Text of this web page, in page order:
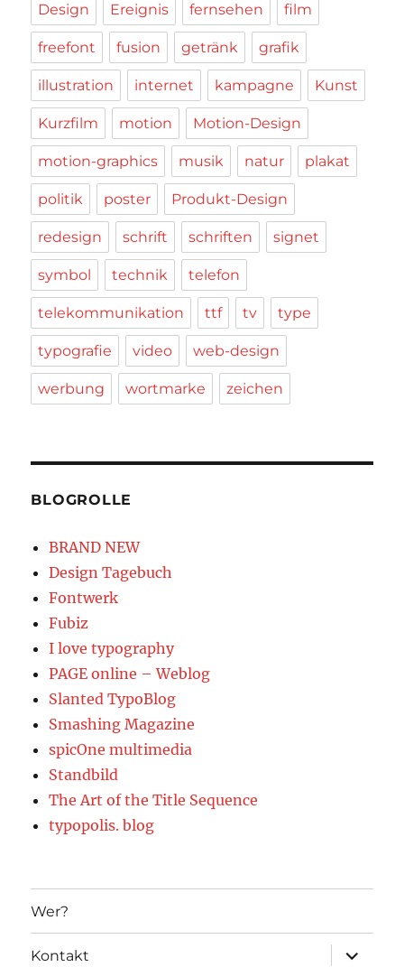
Design Ereignis fernsehen film
freefont fusion getränk grafik
illustration internet kampagne Kunst
Kurzfilm motion Motion-Design
motion-graphics musik natur plakat
politik poster Produkt-Design
redesign schrift schriften signet
symbol technik telefon
telekommunikation ttf tv type
typografie video web-design
werbung wortmarke zeichen
BLOGROLLE
BRAND NEW
Design Tagebuch
Fontwerk
Fubiz
I love typography
PAGE online – Weblog
Slanted TypoBlog
Smashing Magazine
spicOne multimedia
Standbild
The Art of the Title Sequence
typopolis. blog
Wer?
Kontakt